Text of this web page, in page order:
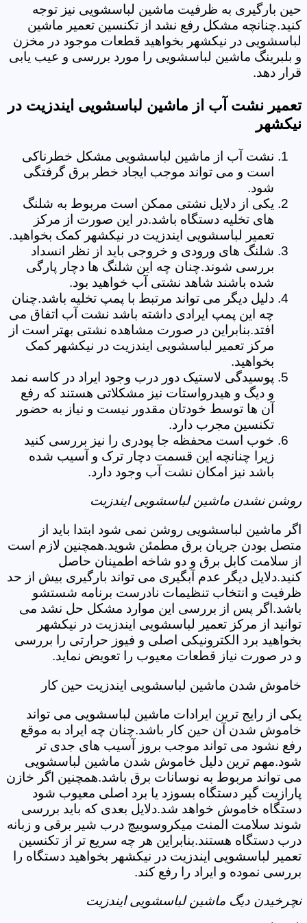
حین بارگیری به ظرفیت ماشین لباسشویی نیز توجه
کنید.چنانچه مشکل رفع نشد از تکنسین تعمیر ماشین
لباسشویی در نیکشهر بخواهید قطعات موجود در مخزن
و بلبرینگ ماشین لباسشویی را مورد بررسی و عیب یابی
قرار دهد.
تعمیر نشت آب از ماشین لباسشویی ایندزیت در
نیکشهر
نشت آب از ماشین لباسشویی مشکل خطرناکی
است و می تواند موجب ایجاد خطر برق گرفتگی
شود.
یکی از دلایل نشتی ممکن است مربوط به شلنگ
های تخلیه دستگاه باشد.در این صورت از مرکز
تعمیر لباسشویی ایندزیت در نیکشهر کمک بخواهید.
شلنگ های ورودی و خروجی باید از نظر انسداد
بررسی شوند.چنان چه این شلنگ ها دچار پارگی
شده باشند شاهد نشتی آب خواهید بود.
دلیل دیگر می تواند مرتبط با پمپ تخلیه باشد.چنان
چه این پمپ ایرادی داشته باشد نشت آب اتفاق می
افتد.بنابراین در صورت مشاهده نشتی بهتر است از
مرکز تعمیر لباسشویی ایندزیت در نیکشهر کمک
بخواهید.
پوسیدگی لاستیک دور درب وجود ایراد در کاسه نمد
و دیگ و هیدرواستات نیز مشکلاتی هستند که رفع
آن ها توسط خودتان مقدور نیست و نیاز به حضور
تکنسین مجرب دارد.
خوب است محفظه جا پودری را نیز بررسی کنید
زیرا چنانچه این قسمت دچار ترک و آسیب شده
باشد نیز امکان نشت آب وجود دارد.
روشن نشدن ماشین لباسشویی ایندزیت
اگر ماشین لباسشویی روشن نمی شود ابتدا باید از
متصل بودن جریان برق مطمئن شوید.همچنین لازم است
از سلامت کابل برق و دو شاخه اطمینان حاصل
کنید.دلایل دیگر عدم آبگیری می تواند بارگیری بیش از حد
ظرفیت و انتخاب تنظیمات نادرست برنامه شستشو
باشد.اگر پس از بررسی این موارد مشکل حل نشد می
توانید از مرکز تعمیر لباسشویی ایندزیت در نیکشهر
بخواهید برد الکترونیکی اصلی و فیوز حرارتی را بررسی
و در صورت نیاز قطعات معیوب را تعویض نماید.
خاموش شدن ماشین لباسشویی ایندزیت حین کار
یکی از رایج ترین ایرادات ماشین لباسشویی می تواند
خاموش شدن آن حین کار باشد.چنان چه ایراد به موقع
رفع نشود می تواند موجب بروز آسیب های جدی تر
شود.مهم ترین دلیل خاموش شدن ماشین لباسشویی
می تواند مربوط به نوسانات برق باشد.همچنین اگر خازن
پارازیت گیر دستگاه بسوزد یا برد اصلی معیوب شود
دستگاه خاموش خواهد شد.دلایل بعدی که باید بررسی
شوند سلامت المنت میکروسوییچ درب شیر برقی و زبانه
درب دستگاه هستند.بنابراین هر چه سریع تر از تکنسین
تعمیر لباسشویی ایندزیت در نیکشهر بخواهید دستگاه را
بررسی نموده و ایراد را رفع کند.
نچرخیدن دیگ ماشین لباسشویی ایندزیت